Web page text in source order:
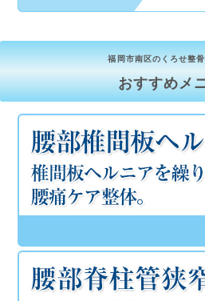
福岡市南区のくろせ整
おすすめメ